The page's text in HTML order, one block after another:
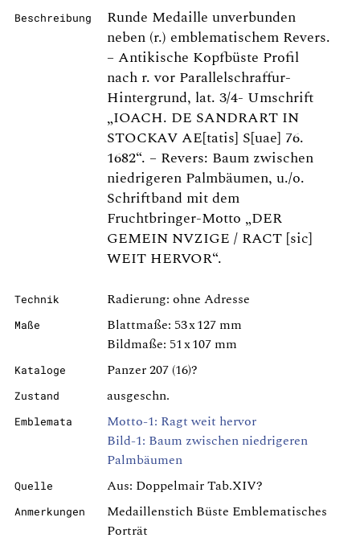
Beschreibung
Runde Medaille unverbunden
neben (r.) emblematischem Revers.
– Antikische Kopfbüste Profil
nach r. vor Parallelschraffur-
Hintergrund, lat. 3/4- Umschrift
„IOACH. DE SANDRART IN
STOCKAV AE[tatis] S[uae] 76.
1682“. – Revers: Baum zwischen
niedrigeren Palmbäumen, u./o.
Schriftband mit dem
Fruchtbringer-Motto „DER
GEMEIN NVZIGE / RACT [sic]
WEIT HERVOR“.
Technik Radierung: ohne Adresse
Maße
Blattmaße: 53 x 127 mm
Bildmaße: 51 x 107 mm
Kataloge Panzer 207 (16)?
Zustand ausgeschn.
Emblemata
Motto-1: Ragt weit hervor
Bild-1: Baum zwischen niedrigeren
Palmbäumen
Quelle Aus: Doppelmair Tab.XIV?
Anmerkungen
Medaillenstich Büste Emblematisches
Porträt